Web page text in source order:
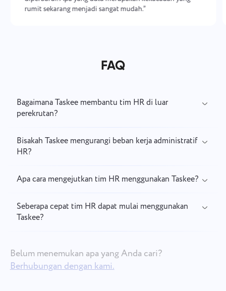
rumit sekarang menjadi sangat mudah.”
FAQ
Bagaimana Taskee membantu tim HR di luar
perekrutan?
Bisakah Taskee mengurangi beban kerja administratif
HR?
Apa cara mengejutkan tim HR menggunakan Taskee?
Seberapa cepat tim HR dapat mulai menggunakan
Taskee?
Belum menemukan apa yang Anda cari?
Berhubungan dengan kami.